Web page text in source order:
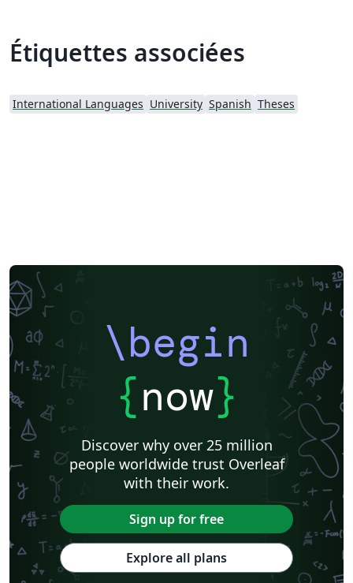
Étiquettes associées
International Languages University Spanish Theses
\begin
{now}
Discover why over 25 million
people worldwide trust Overleaf
with their work.
Sign up for free
Explore all plans